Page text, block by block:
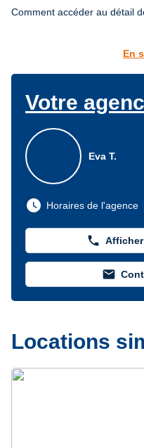
Comment accéder au détail
En
Votre
Eva T.
watch_later Horaires de l'agence
phone
mail
Locations
Précédent
Suivant